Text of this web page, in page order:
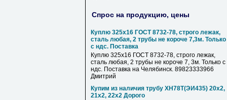
Спрос на продукцию, цены
Куплю 325х16 ГОСТ 8732-78, строго лежак,
сталь любая, 2 трубы не короче 7,3м. Только
с ндс. Поставка
Куплю 325х16 ГОСТ 8732-78, строго лежак,
сталь любая, 2 трубы не короче 7, 3м. Только с
ндс. Поставка на Челябинск. 89823333966
Дмитрий
Купим из наличия трубу ХН78Т(ЭИ435) 20х2,
21х2, 22х2 Дорого